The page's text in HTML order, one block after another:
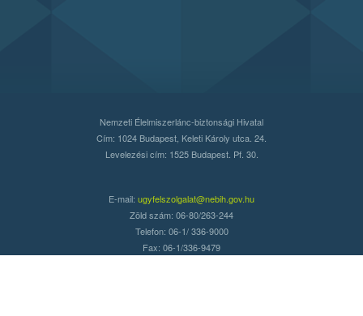
Nemzeti Élelmiszerlánc-biztonsági Hivatal
Cím: 1024 Budapest, Keleti Károly utca. 24.
Levelezési cím: 1525 Budapest. Pf. 30.
E-mail: ugyfelszolgalat@nebih.gov.hu
Zöld szám: 06-80/263-244
Telefon: 06-1/ 336-9000
Fax: 06-1/336-9479